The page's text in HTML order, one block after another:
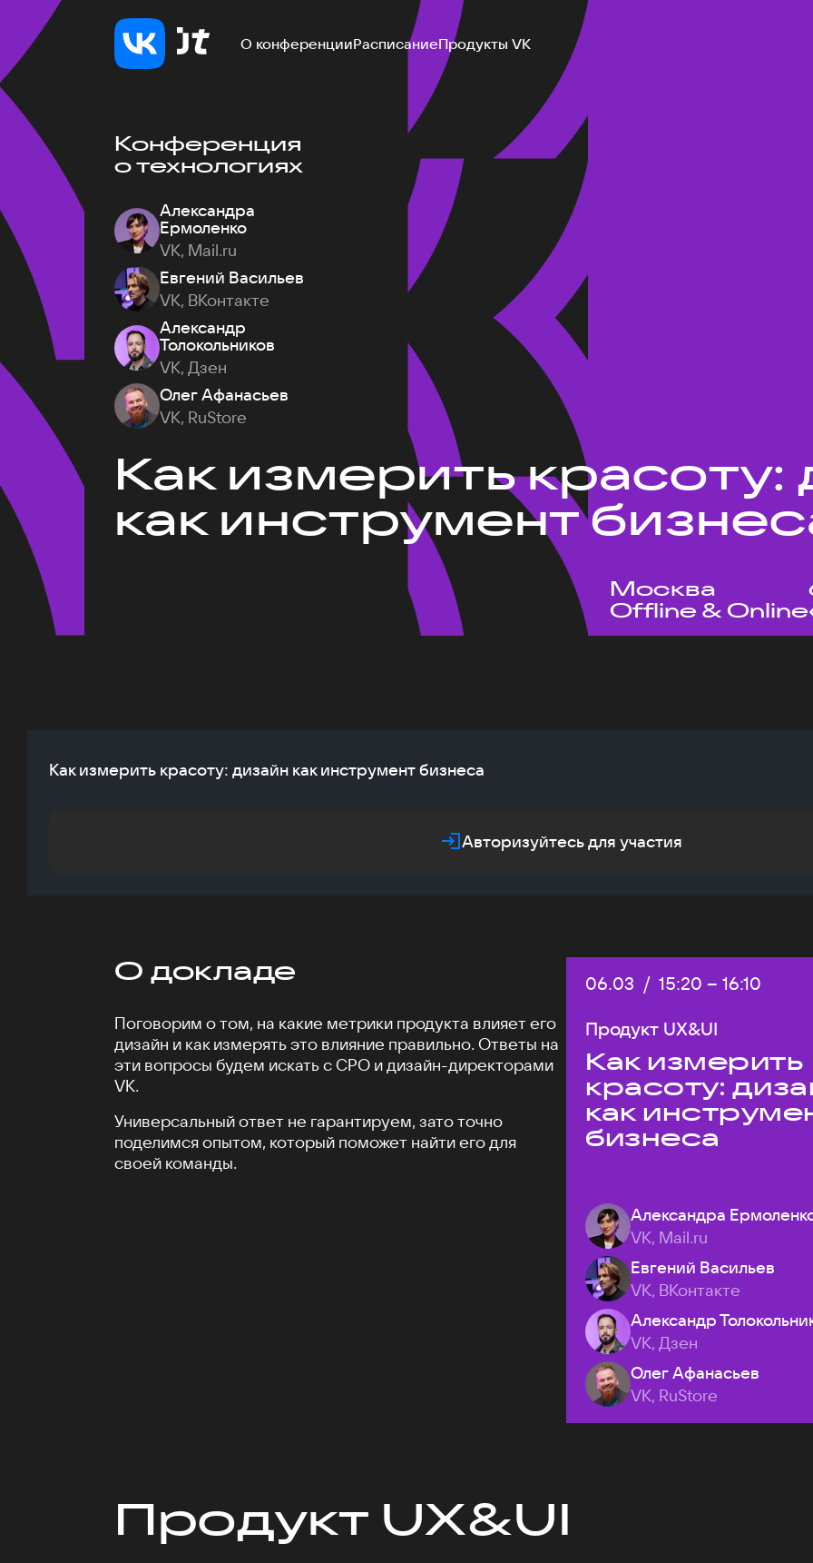
О конференцииРасписаниеПродукты VK
Конференция
о технологиях
Александра
Ермоленко
VK, Mail.ru
Евгений Васильев
VK, ВКонтакте
Александр
Толокольников
VK, Дзен
Олег Афанасьев
VK, RuStore
Как измерить красоту:
как инструмент
Москва
Offline & Online
Как измерить красоту: дизайн как инструмент бизнеса
Авторизуйтесь для участия
О докладе
Поговорим о том, на какие метрики продукта влияет его
дизайн и как измерять это влияние правильно. Ответы на
эти вопросы будем искать с CPO и дизайн-директорами
VK.
Универсальный ответ не гарантируем, зато точно
поделимся опытом, который поможет найти его для
своей команды.
Дата:
06.03 / Начало:
15:20 – Конец:
16:10
Продукт UX&UI
Как измерить
красоту:
как
бизнеса
Александра
VK, Mail.ru
Евгений Васильев
VK, ВКонтакте
Александр
VK, Дзен
Олег Афанасьев
VK, RuStore
Продукт UX&UI